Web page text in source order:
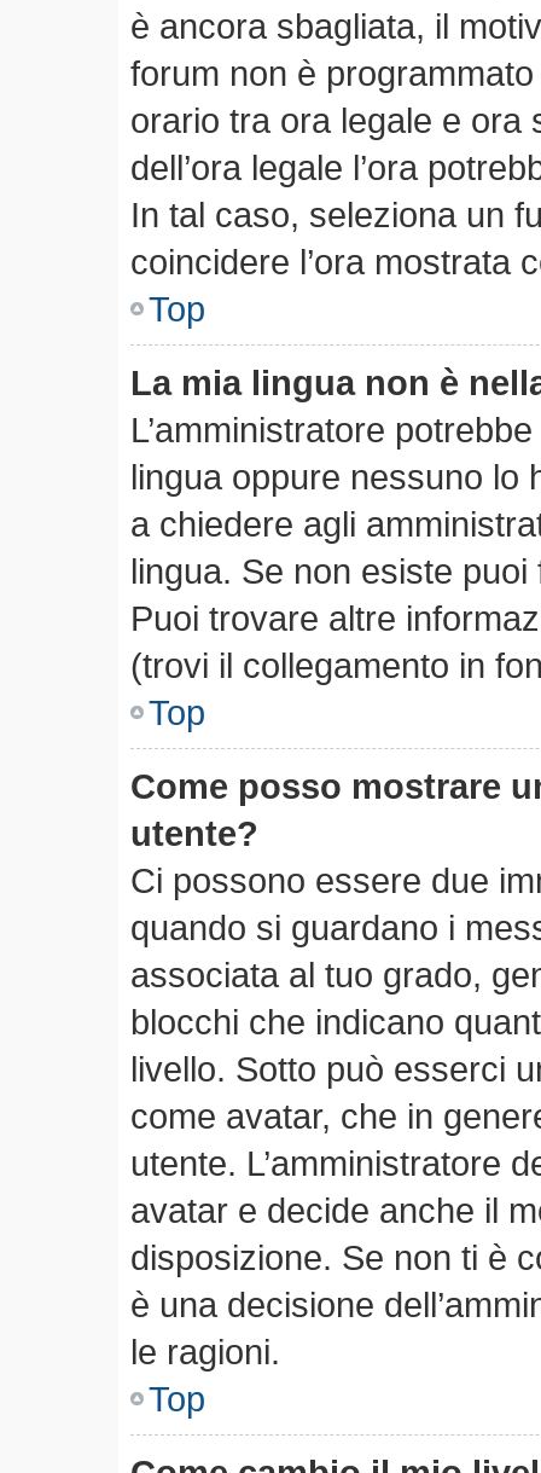
è ancora sbagliata, il
forum non è
orario tra ora legale e ora
dell’ora legale l’ora
In tal caso, seleziona un
coincidere l’ora mostrata
Top
La mia lingua non è
L’amministratore
lingua oppure nessuno lo
a chiedere agli
lingua. Se non esiste
Puoi trovare altre
(trovi il collegamento in
Top
Come posso mostrare
utente?
Ci possono essere due
quando si guardano i
associata al tuo grado,
blocchi che indicano
livello. Sotto può esserci
come avatar, che in
utente. L’amministratore
avatar e decide anche il
disposizione. Se non ti è
è una decisione
le ragioni.
Top